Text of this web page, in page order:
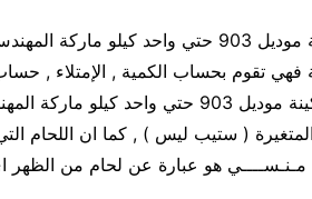
ان ماكينة موديل 903 حتي واحد
فهي تقوم بحساب الكمية , الإمتلاء ,
هذه الماكينة موديل 903 حتي
هو عبارة عن لحام من الظهر